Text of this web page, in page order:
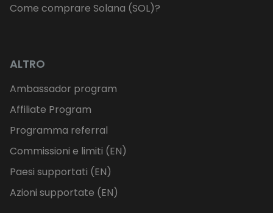
Come comprare Solana (SOL)?
ALTRO
Ambassador program
Affiliate Program
Programma referral
Commissioni e limiti (EN)
Paesi supportati (EN)
Azioni supportate (EN)